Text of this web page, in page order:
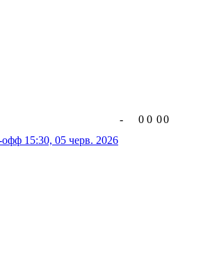
офф 15:30, 05 черв. 2026
- 0 0 00